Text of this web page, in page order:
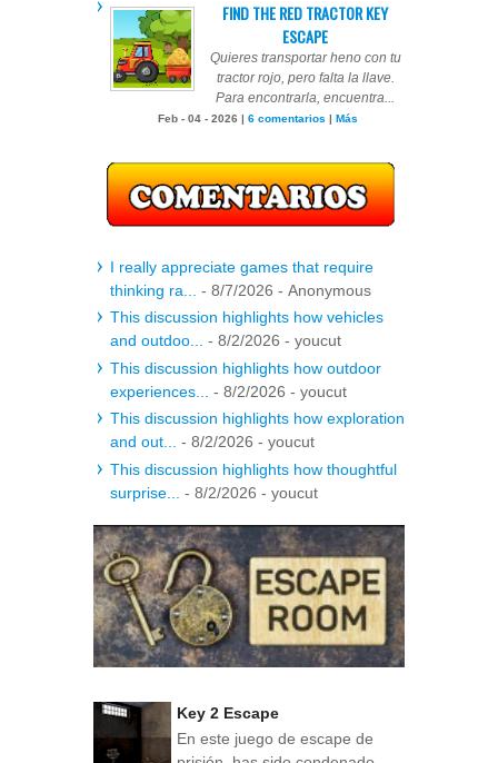
FIND THE RED TRACTOR KEY
ESCAPE
Quieres transportar heno con tu
tractor rojo, pero falta la llave.
Para encontrarla, encuentra...
Feb - 04 - 2026 | 6 comentarios | Más
I really appreciate games that require
thinking ra...
- 8/7/2026 - Anonymous
This discussion highlights how vehicles
and outdoo... - 8/2/2026 - youcut
This discussion highlights how outdoor
experiences...
- 8/2/2026 - youcut
This discussion highlights how exploration
and out... - 8/2/2026 - youcut
This discussion highlights how thoughtful
surprise...
- 8/2/2026 - youcut
Key 2 Escape
En este juego de escape de